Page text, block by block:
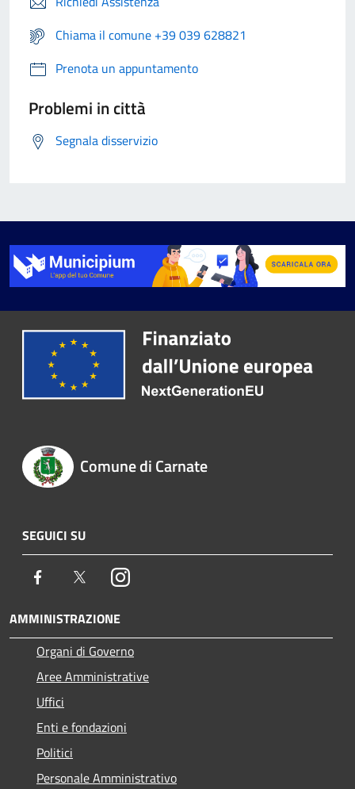
Chiama il comune +39 039 628821
Prenota un appuntamento
Problemi in città
Segnala disservizio
Comune di Carnate
SEGUICI SU
Facebook TwitterInstagram
AMMINISTRAZIONE
Organi di Governo
Aree Amministrative
Uffici
Enti e fondazioni
Politici
Personale Amministrativo